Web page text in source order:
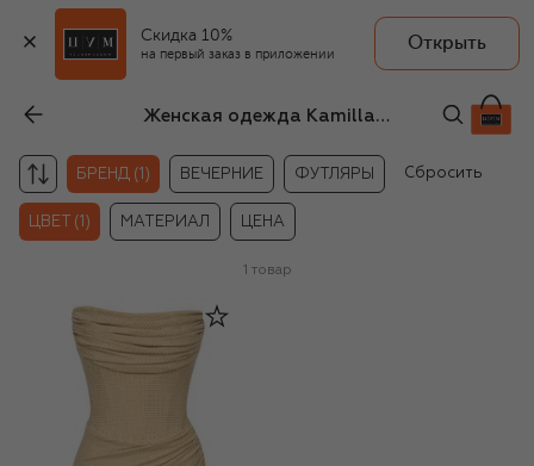
Скидка 10%
на первый заказ в приложении
Открыть
Женская одежда Kamilla Purshie желтого цвета
БРЕНД (1) ВЕЧЕРНИЕ ФУТЛЯРЫ Сбросить
ЦВЕТ (1) МАТЕРИАЛ ЦЕНА
1 товар